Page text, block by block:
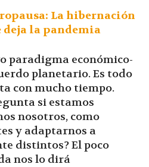
La hibernación
deja la pandemia
paradigma económico-
planetario. Es todo
con mucho tiempo.
si estamos
nosotros, como
y adaptarnos a
distintos? El poco
nos lo dirá